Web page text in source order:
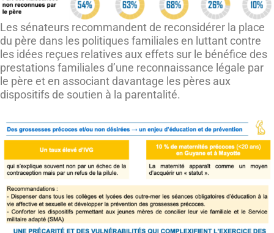
Les sénateurs recommandent de reconsidérer la place
du père dans les politiques familiales en luttant contre
les idées reçues relatives aux effets sur le bénéfice des
prestations familiales d’une reconnaissance légale par
le père et en associant davantage les pères aux
dispositifs de soutien à la parentalité.